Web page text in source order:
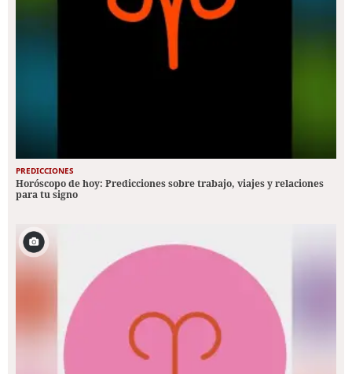
PREDICCIONES
Horóscopo de hoy: Predicciones sobre trabajo, viajes y relaciones
para tu signo